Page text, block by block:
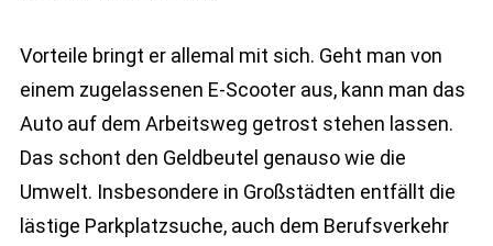
Vorteile bringt er allemal mit sich. Geht man von
einem zugelassenen E-Scooter aus, kann man das
Auto auf dem Arbeitsweg getrost stehen lassen.
Das schont den Geldbeutel genauso wie die
Umwelt. Insbesondere in Großstädten entfällt die
lästige Parkplatzsuche, auch dem Berufsverkehr